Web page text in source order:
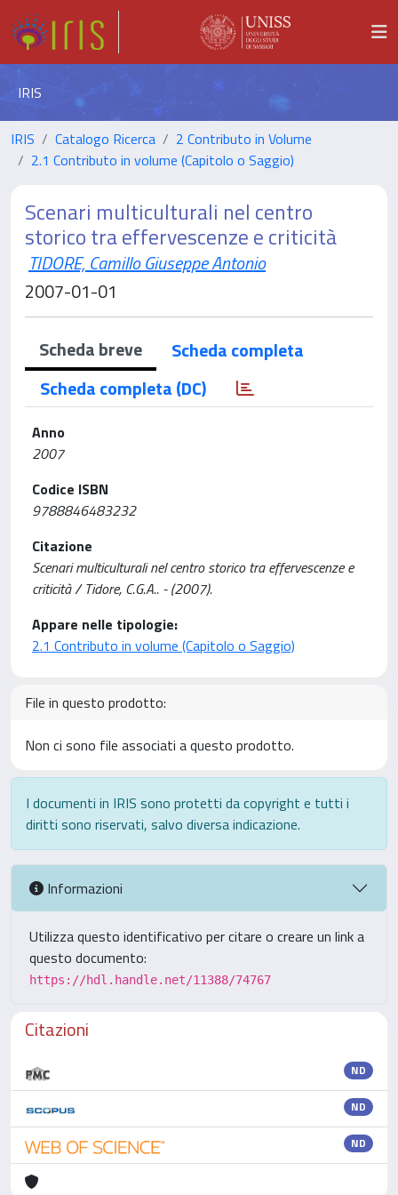
IRIS
IRIS Catalogo Ricerca
2 Contributo in Volume
2.1 Contributo in volume (Capitolo o Saggio)
Scenari multiculturali nel centro
storico tra effervescenze e criticità
TIDORE, Camillo Giuseppe Antonio
2007-01-01
Scheda breve
Scheda completa
Scheda completa (DC)
Anno
2007
Codice ISBN
9788846483232
Citazione
Scenari multiculturali nel centro storico tra effervescenze e
criticità / Tidore, C.G.A.. - (2007).
Appare nelle tipologie:
2.1 Contributo in volume (Capitolo o Saggio)
File in questo prodotto:
Non ci sono file associati a questo prodotto.
I documenti in IRIS sono protetti da copyright e tutti i
diritti sono riservati, salvo diversa indicazione.
Informazioni
Utilizza questo identificativo per citare o creare un link a
questo documento:
https://hdl.handle.net/11388/74767
Citazioni
ND
ND
ND